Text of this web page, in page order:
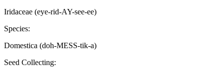
Iridaceae (eye-rid-AY-see-ee)
Species:
Domestica (doh-MESS-tik-a)
Seed Collecting: